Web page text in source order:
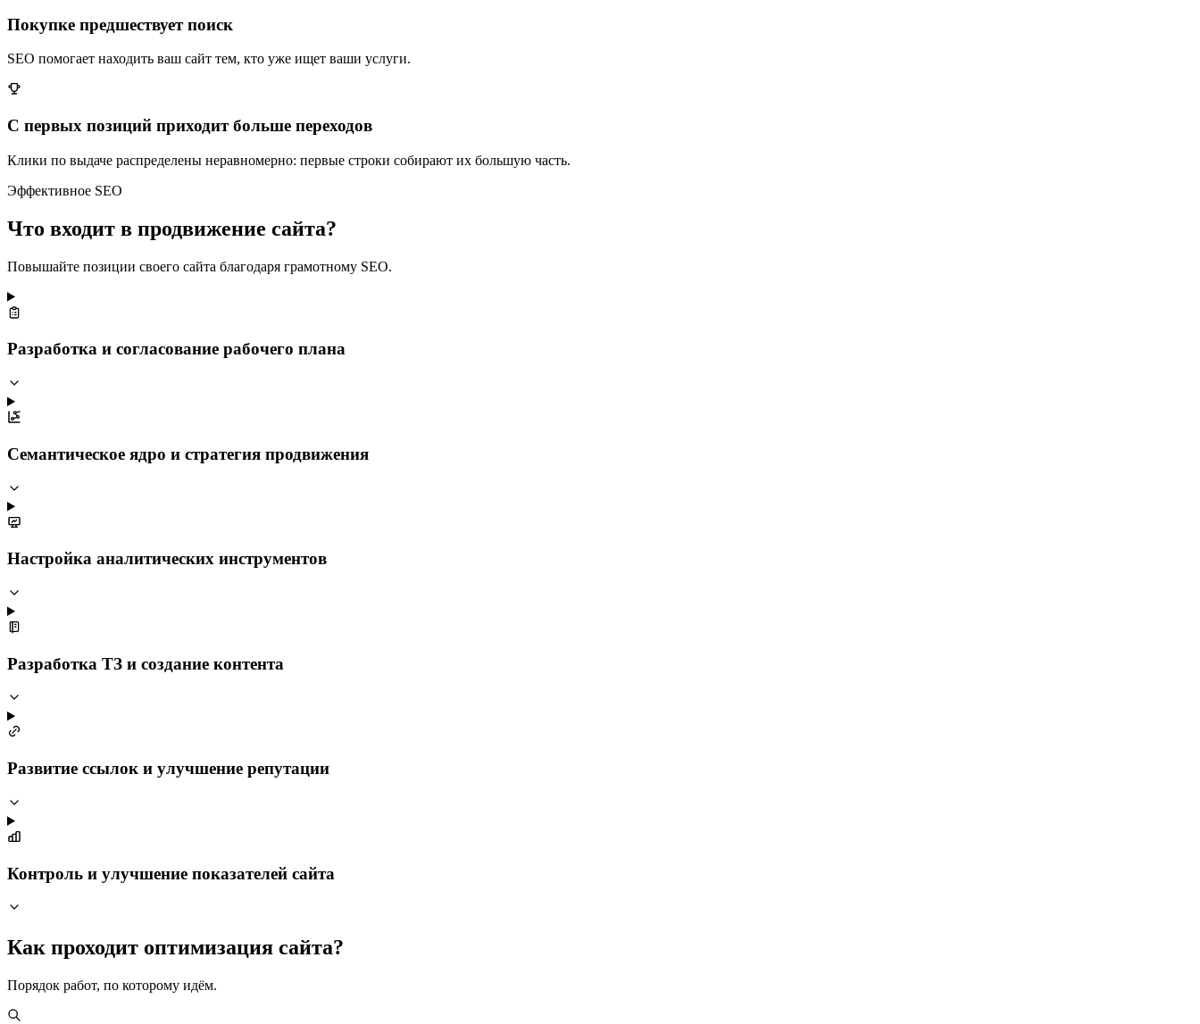
Покупке предшествует поиск
SEO помогает находить ваш сайт тем, кто уже ищет ваши услуги.
С первых позиций приходит больше переходов
Клики по выдаче распределены неравномерно: первые строки собирают их большую часть.
Эффективное SEO
Что входит в продвижение сайта?
Повышайте позиции своего сайта благодаря грамотному SEO.
Разработка и согласование рабочего плана
Семантическое ядро и стратегия продвижения
Настройка аналитических инструментов
Разработка ТЗ и создание контента
Развитие ссылок и улучшение репутации
Контроль и улучшение показателей сайта
Как проходит оптимизация сайта?
Порядок работ, по которому идём.